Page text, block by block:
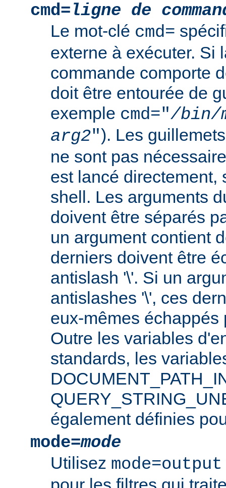
cmd=ligne de
Le mot-clé cmd=
externe à exécuter. Si
commande comporte
doit être entourée de
exemple cmd="/bin/
arg2"). Les
ne sont pas
est lancé directement,
shell. Les arguments
doivent être séparés
un argument contient
derniers doivent être
antislash '\'. Si un
antislashes '\', ces
eux-mêmes échappés
Outre les variables
standards, les
également définies
mode=mode
Utilisez mode=output